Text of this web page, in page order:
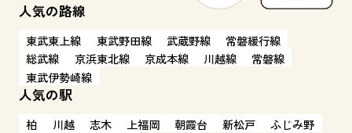
人気の路線
東武東上線 東武野田線 武蔵野線
常磐緩行線
総武線
京浜東北線 京成本線 川越線
常磐線
東武伊勢崎線
人気の駅
柏 川越 志木 上福岡 朝霞台 新松戸
ふじみ野